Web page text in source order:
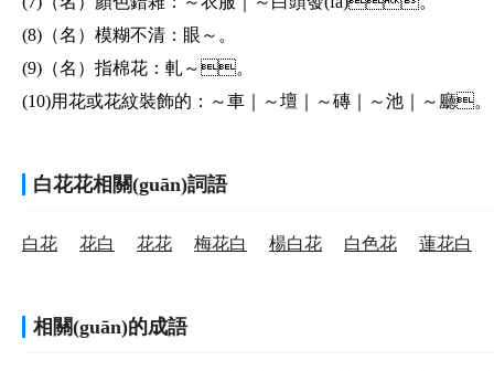
(8)（名）模糊不清： 眼～。
(9)（名）指棉花： 軋～。
(10)用花或花紋裝飾的： ～車｜～壇｜～磚｜～池｜～廳。
(13)姓。
(14)（動）用；耗費(fèi)：～費(fèi)時間｜～錢｜～心思
白花花相關(guān)詞語
白花 花白 花花 梅花白 楊白花 白色花 蓮花白
相關(guān)的成語